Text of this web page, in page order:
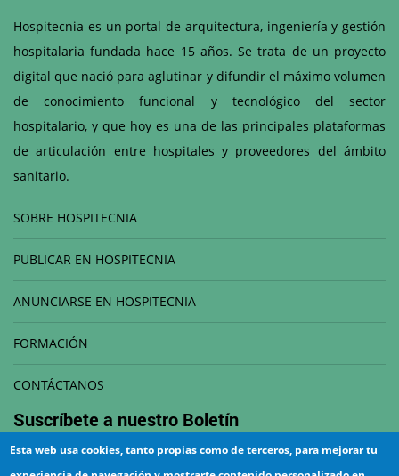
Hospitecnia es un portal de arquitectura, ingeniería y gestión
hospitalaria fundada hace 15 años. Se trata de un proyecto
digital que nació para aglutinar y difundir el máximo volumen
de conocimiento funcional y tecnológico del sector
hospitalario, y que hoy es una de las principales plataformas
de articulación entre hospitales y proveedores del ámbito
sanitario.
SOBRE HOSPITECNIA
PUBLICAR EN HOSPITECNIA
ANUNCIARSE EN HOSPITECNIA
FORMACIÓN
CONTÁCTANOS
Suscríbete a nuestro Boletín
Esta web usa cookies, tanto propias como de terceros, para mejorar tu